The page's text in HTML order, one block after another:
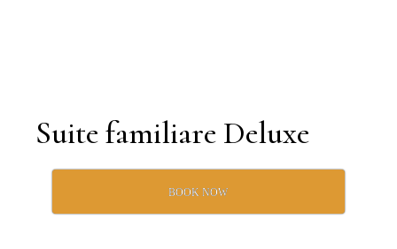
Suite familiare Deluxe
BOOK NOW